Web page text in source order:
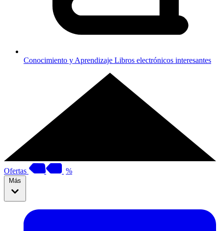
Conocimiento y Aprendizaje Libros electrónicos interesantes
Ofertas %
Más